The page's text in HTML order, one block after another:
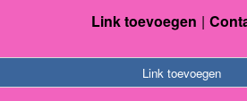
Link toevoegen
Link toevoegen